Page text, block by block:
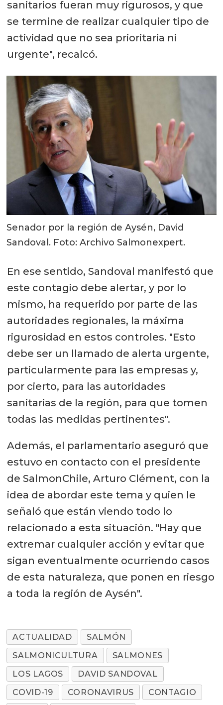
sanitarios fueran muy rigurosos, y que
se termine de realizar cualquier tipo de
actividad que no sea prioritaria ni
urgente", recalcó.
Senador por la región de Aysén, David
Sandoval. Foto: Archivo Salmonexpert.
En ese sentido, Sandoval manifestó que
este contagio debe alertar, y por lo
mismo, ha requerido por parte de las
autoridades regionales, la máxima
rigurosidad en estos controles. "Esto
debe ser un llamado de alerta urgente,
particularmente para las empresas y,
por cierto, para las autoridades
sanitarias de la región, para que tomen
todas las medidas pertinentes".
Además, el parlamentario aseguró que
estuvo en contacto con el presidente
de SalmonChile, Arturo Clément, con la
idea de abordar este tema y quien le
señaló que están viendo todo lo
relacionado a esta situación. "Hay que
extremar cualquier acción y evitar que
sigan eventualmente ocurriendo casos
de esta naturaleza, que ponen en riesgo
a toda la región de Aysén".
ACTUALIDAD
SALMÓN
SALMONICULTURA
SALMONES
LOS LAGOS
DAVID SANDOVAL
COVID-19
CORONAVIRUS
CONTAGIO